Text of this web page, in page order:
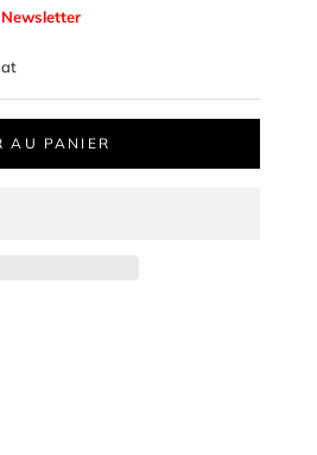
AU PANIER